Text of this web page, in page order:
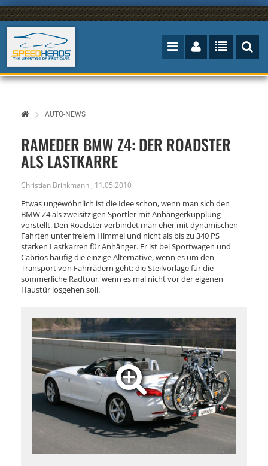
AUTO-NEWS
RAMEDER BMW Z4: DER ROADSTER
ALS LASTKARRE
Christian Brinkmann , 11.05.2010
Etwas ungewöhnlich ist die Idee schon, wenn man sich den
BMW Z4 als zweisitzigen Sportler mit Anhängerkupplung
vorstellt. Den Roadster verbindet man eher mit dynamischen
Fahrten unter freiem Himmel und nicht als bis zu 340 PS
starken Lastkarren für Anhänger. Er ist bei Sportwagen und
Cabrios häufig die einzige Alternative, wenn es um den
Transport von Fahrrädern geht: die Steilvorlage für die
sommerliche Radtour, wenn es mal nicht vor der eigenen
Haustür losgehen soll.